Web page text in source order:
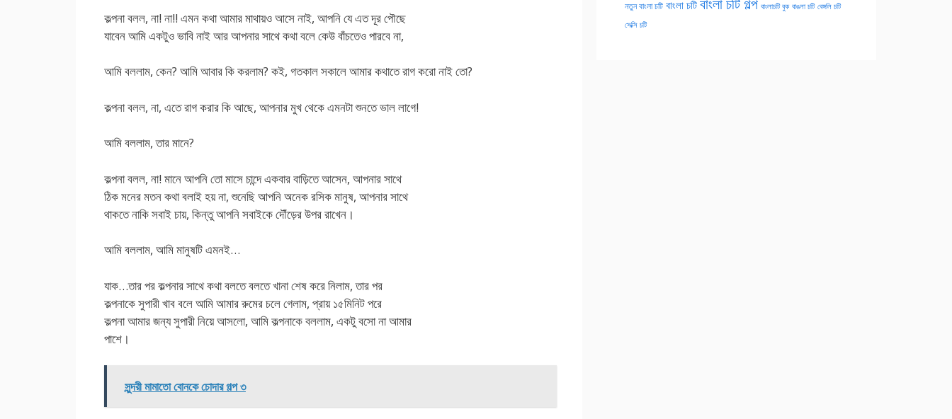
কল্পনা বলল, না! না!! এমন কথা আমার মাথায়ও আসে নাই, আপনি যে এত দূর পৌছে
যাবেন আমি একটুও ভাবি নাই আর আপনার সাথে কথা বলে কেউ বাঁচতেও পারবে না,
আমি বললাম, কেন? আমি আবার কি করলাম? কই, গতকাল সকালে আমার কথাতে রাগ করো নাই তো?
কল্পনা বলল, না, এতে রাগ করার কি আছে, আপনার মুখ থেকে এমনটা শুনতে ভাল লাগে!
আমি বললাম, তার মানে?
কল্পনা বলল, না! মানে আপনি তো মাসে চান্দে একবার বাড়িতে আসেন, আপনার সাথে
ঠিক মনের মতন কথা বলাই হয় না, শুনেছি আপনি অনেক রসিক মানুষ, আপনার সাথে
থাকতে নাকি সবাই চায়, কিন্তু আপনি সবাইকে দৌঁড়ের উপর রাখেন।
আমি বললাম, আমি মানুষটি এমনই…
যাক…তার পর কল্পনার সাথে কথা বলতে বলতে খানা শেষ করে নিলাম, তার পর
কল্পনাকে সুপারী খাব বলে আমি আমার রুমের চলে গেলাম, প্রায় ১৫মিনিট পরে
কল্পনা আমার জন্য সুপারী নিয়ে আসলো, আমি কল্পনাকে বললাম, একটু বসো না আমার
পাশে।
সুন্দরী মামাতো বোনকে চোদার গল্প ৩
নতুন বাংলা চটি বাংলা চটি বাংলাচটি বুক বাঙলা চটি বেঙ্গলি চটি
সেক্সি চটি